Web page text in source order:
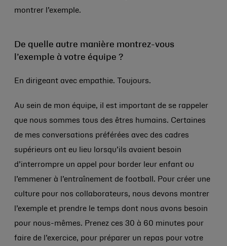
montrer l’exemple.
De quelle autre manière montrez-vous
l’exemple à votre équipe ?
En dirigeant avec empathie. Toujours.
Au sein de mon équipe, il est important de se rappeler
que nous sommes tous des êtres humains. Certaines
de mes conversations préférées avec des cadres
supérieurs ont eu lieu lorsqu’ils avaient besoin
d’interrompre un appel pour border leur enfant ou
l’emmener à l’entraînement de football. Pour créer une
culture pour nos collaborateurs, nous devons montrer
l’exemple et prendre le temps dont nous avons besoin
pour nous-mêmes. Prenez ces 30 à 60 minutes pour
faire de l’exercice, pour préparer un repas pour votre